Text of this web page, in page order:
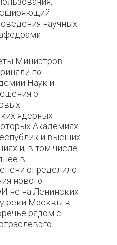
научных
Министров
по
Наук и
о
ядерных
Академиях
и высших
и, в том числе,
в
определило
нового
не на Ленинских
реки Москвы в
рядом с